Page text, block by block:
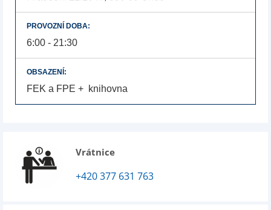
PROVOZNÍ DOBA:
6:00 - 21:30
OBSAZENÍ:
FEK a FPE + knihovna
Vrátnice
+420 377 631 763